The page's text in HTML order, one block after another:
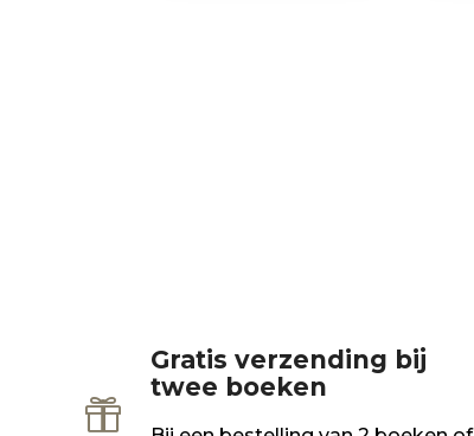

Gratis verzending bij
twee boeken